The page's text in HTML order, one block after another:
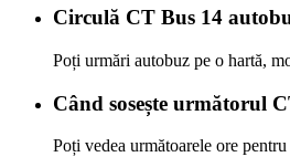
Circulă CT Bus 14
Poți urmări autobuz pe o hartă,
Când sosește următorul
Poți vedea următoarele ore